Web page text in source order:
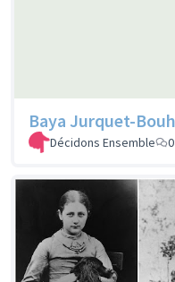
Baya Jurquet-
Décidons Ensemble 0